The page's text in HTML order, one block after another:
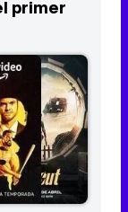
primer